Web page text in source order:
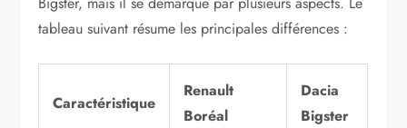
tableau suivant résume les principales différences :
Caractéristique
Renault
Boréal
Dacia
Bigster